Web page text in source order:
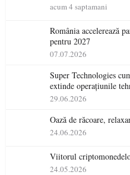
acum 4 saptamani
România accelerează
pentru 2027
07.07.2026
Super Technologies
extinde operațiunile
29.06.2026
Oază de răcoare,
24.06.2026
Viitorul
24.05.2026